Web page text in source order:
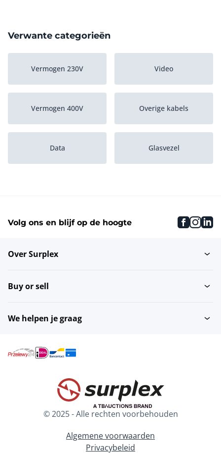
Verwante categorieën
Vermogen 230V Video
Vermogen 400V Overige kabels
Data Glasvezel
Volg ons en blijf op de hoogte
Over Surplex
Buy or sell
We helpen je graag
© 2025 - Alle rechten voorbehouden
Algemene voorwaarden
Privacybeleid